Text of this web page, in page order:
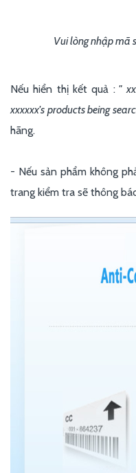
Vui lòng nhập mã
Nếu hiển thị kết quả :"
xxxxxx's products being
hãng.
- Nếu sản phẩm không
trang kiểm tra sẽ thông